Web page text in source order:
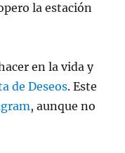
la estación
en la vida y
de Deseos. Este
, aunque no